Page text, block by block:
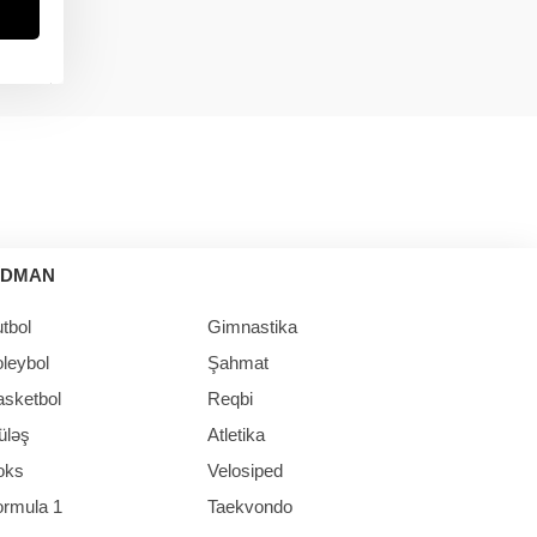
1
Gimnastika
Şahmat
Reqbi
Atletika
Velosiped
Taekvondo